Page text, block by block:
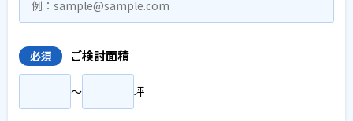
必須 ご検討面積
〜 坪